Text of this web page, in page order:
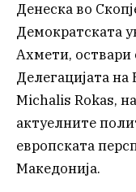
Денеска во
Демократската
Ахмети, оствари
Делегацијата на
Michalis Rokas,
актуелните
европската
Македонија.